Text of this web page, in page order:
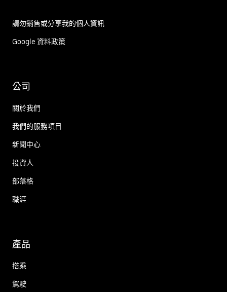
請勿銷售或分享我的個人資訊
Google 資料政策
公司
關於我們
我們的服務項目
新聞中心
投資人
部落格
職涯
產品
搭乘
駕駛